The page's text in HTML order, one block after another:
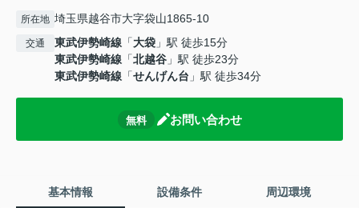
所在地 埼玉県越谷市大字袋山1865-10
交通 東武伊勢崎線 「大袋 」駅 徒歩15分
東武伊勢崎線 「北越谷 」駅 徒歩23分
東武伊勢崎線 「せんげん台 」駅 徒歩34分
無料 お問い合わせ
基本情報 設備条件 周辺環境